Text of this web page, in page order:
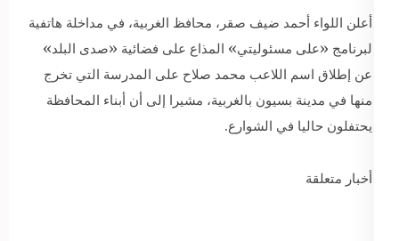
أعلن اللواء أحمد ضيف صقر، محافظ الغربية، في مداخلة هاتفية
لبرنامج «على مسئوليتي» المذاع على فضائية «صدى البلد»
عن إطلاق اسم اللاعب محمد صلاح على المدرسة التي تخرج
منها في مدينة بسيون بالغربية، مشيرا إلى أن أبناء المحافظة
يحتفلون حاليا في الشوارع.
أخبار متعلقة